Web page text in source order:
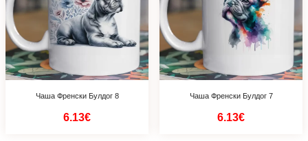
Чаша Френски Булдог 8
6.13€
Чаша Френски Булдог 7
6.13€